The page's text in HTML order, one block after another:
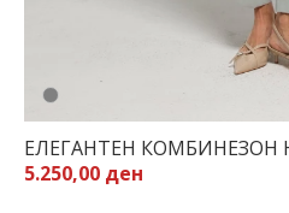
ЕЛЕГАНТЕН КОМБИНЕЗОН
5.250,00 ден